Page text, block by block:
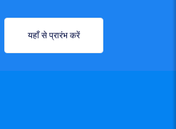
यहाँ से प्रारंभ करें